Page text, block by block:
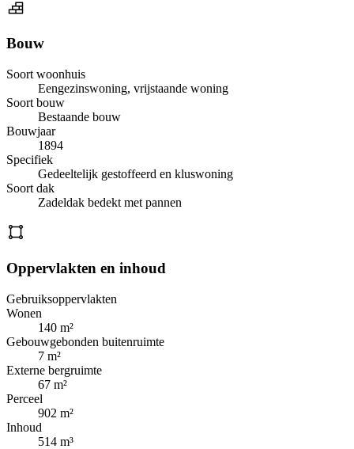
Bouw
Soort woonhuis
Eengezinswoning, vrijstaande woning
Soort bouw
Bestaande bouw
Bouwjaar
1894
Specifiek
Gedeeltelijk gestoffeerd en kluswoning
Soort dak
Zadeldak bedekt met pannen
Oppervlakten en inhoud
Gebruiksoppervlakten
Wonen
140 m²
Gebouwgebonden buitenruimte
7 m²
Externe bergruimte
67 m²
Perceel
902 m²
Inhoud
514 m³